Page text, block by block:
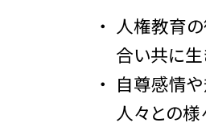
人権教育
合い共に生
自尊感情
人々との